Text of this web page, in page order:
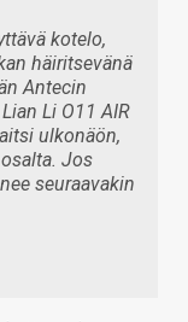
kotelo,
häiritsevänä
Antecin
Li O11 AIR
ulkonäön,
Jos
seuraavakin